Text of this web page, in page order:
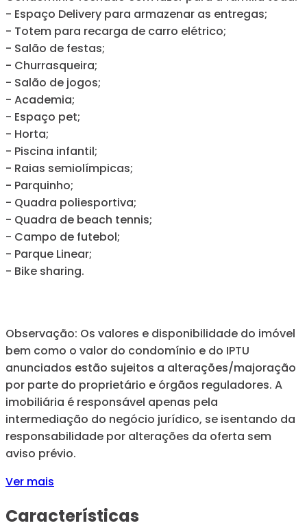
- Espaço Delivery para armazenar as entregas;
- Totem para recarga de carro elétrico;
- Salão de festas;
- Churrasqueira;
- Salão de jogos;
- Academia;
- Espaço pet;
- Horta;
- Piscina infantil;
- Raias semiolímpicas;
- Parquinho;
- Quadra poliesportiva;
- Quadra de beach tennis;
- Campo de futebol;
- Parque Linear;
- Bike sharing.
Observação: Os valores e disponibilidade do imóvel
bem como o valor do condomínio e do IPTU
anunciados estão sujeitos a alterações/majoração
por parte do proprietário e órgãos reguladores. A
imobiliária é responsável apenas pela
intermediação do negócio jurídico, se isentando da
responsabilidade por alterações da oferta sem
aviso prévio.
Ver mais
Características